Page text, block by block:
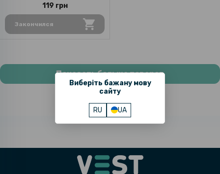
Виберіть бажану мову
сайту
RU UA
119 грн
Закончился
Показать больше товаров